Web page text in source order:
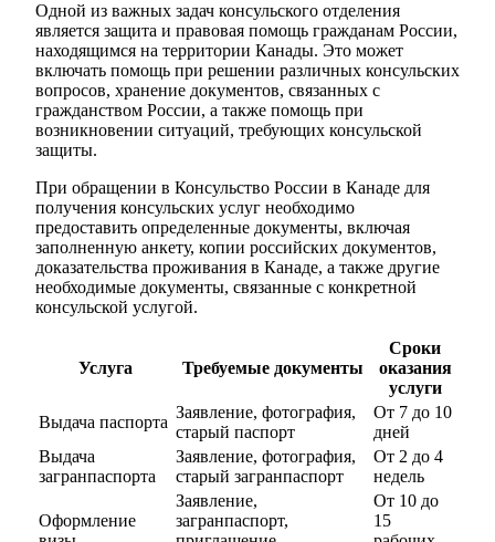
Одной из важных задач консульского отделения
является защита и правовая помощь гражданам России,
находящимся на территории Канады. Это может
включать помощь при решении различных консульских
вопросов, хранение документов, связанных с
гражданством России, а также помощь при
возникновении ситуаций, требующих консульской
защиты.
При обращении в Консульство России в Канаде для
получения консульских услуг необходимо
предоставить определенные документы, включая
заполненную анкету, копии российских документов,
доказательства проживания в Канаде, а также другие
необходимые документы, связанные с конкретной
консульской услугой.
Услуга Требуемые документы
Сроки
оказания
услуги
Выдача паспорта
Заявление, фотография,
старый паспорт
От 7 до 10
дней
Выдача
загранпаспорта
Заявление, фотография,
старый загранпаспорт
От 2 до 4
недель
Оформление
Заявление,
загранпаспорт,
От 10 до
15